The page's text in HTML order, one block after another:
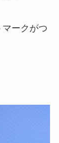
ークがつ